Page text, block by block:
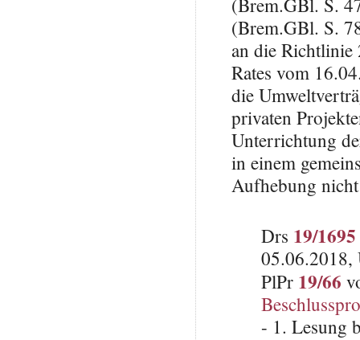
(Brem.GBl. S.
an die Richtlinie
Rates vom
die
privaten
Unterrichtung
in einem
Aufhebung
Drs 19/1695
05.06.2018,
PlPr 19/66
- 1. Lesung